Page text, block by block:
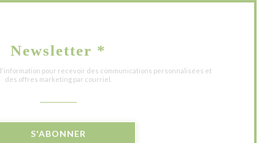
Newsletter *
pour recevoir des communications personnalisées et
des offres marketing par courriel.
S'ABONNER